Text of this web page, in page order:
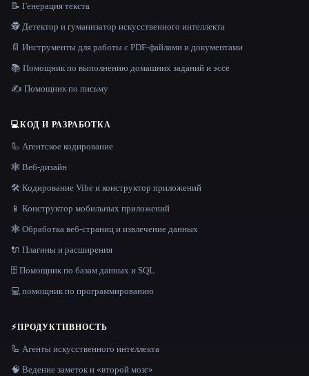
📝 Генерация текста
🕵️ Детектор и гуманизатор искусственного интеллекта
📄 Инструменты для работы с PDF-файлами и документами
📚 Помощник по выполнению домашних заданий и эссе
✍️ Помощник по письму
💻КОД И РАЗРАБОТКА
🦾 Агентское кодирование
🕸 Веб-дизайн
🛠️ Кодирование Vibe и конструктор приложений
📱 Конструктор мобильных приложений
🕸️ Обработка веб-страниц и извлечение данных
🔌 Плагины и расширения
🗄️ Помощник по базам данных и SQL
💻 помощник по программированию
⚡ПРОДУКТИВНОСТЬ
🦾 Агенты искусственного интеллекта
🧠 Ведение заметок и «второй мозг»